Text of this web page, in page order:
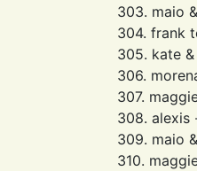
303. maio
304. frank
305. kate
306.
307.
308. alexis
309. maio
310.